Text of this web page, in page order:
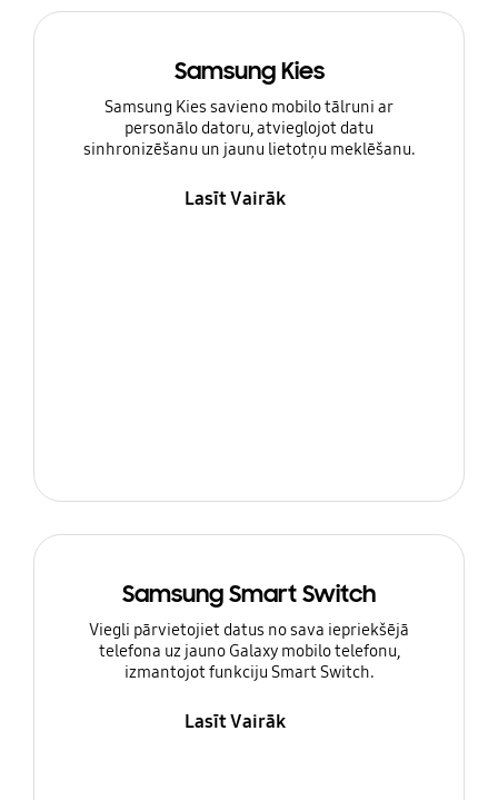
Samsung Kies
Samsung Kies savieno mobilo tālruni ar
personālo datoru, atvieglojot datu
sinhronizēšanu un jaunu lietotņu meklēšanu.
Lasīt Vairāk
Samsung Smart Switch
Viegli pārvietojiet datus no sava iepriekšējā
telefona uz jauno Galaxy mobilo telefonu,
izmantojot funkciju Smart Switch.
Lasīt Vairāk